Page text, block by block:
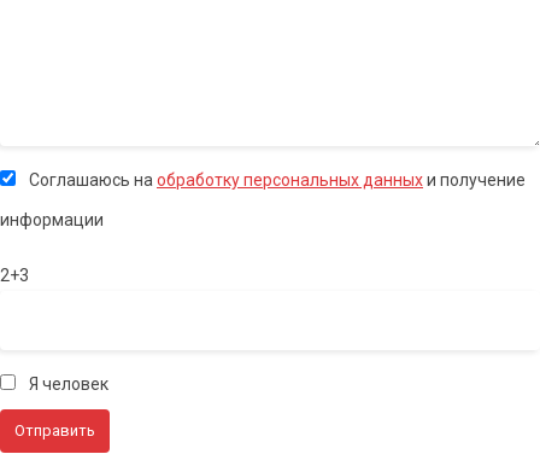
Соглашаюсь на обработку персональных данныхи получение
информации
2+3
Я человек